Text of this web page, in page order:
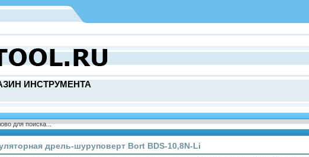
ИНСТРУМЕНТА
дрель-шуруповерт Bort BDS-10,8N-Li